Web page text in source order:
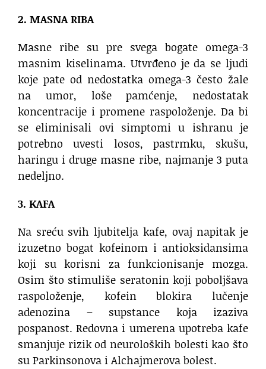
2. MASNA RIBA
Masne ribe su pre svega bogate omega-3
masnim kiselinama. Utvrđeno je da se ljudi
koje pate od nedostatka omega-3 često žale
na umor, loše pamćenje, nedostatak
koncentracije i promene raspoloženje. Da bi
se eliminisali ovi simptomi u ishranu je
potrebno uvesti losos, pastrmku, skušu,
haringu i druge masne ribe, najmanje 3 puta
nedeljno.
3. KAFA
Na sreću svih ljubitelja kafe, ovaj napitak je
izuzetno bogat kofeinom i antioksidansima
koji su korisni za funkcionisanje mozga.
Osim što stimuliše seratonin koji poboljšava
raspoloženje, kofein blokira lučenje
adenozina – supstance koja izaziva
pospanost. Redovna i umerena upotreba kafe
smanjuje rizik od neuroloških bolesti kao što
su Parkinsonova i Alchajmerova bolest.